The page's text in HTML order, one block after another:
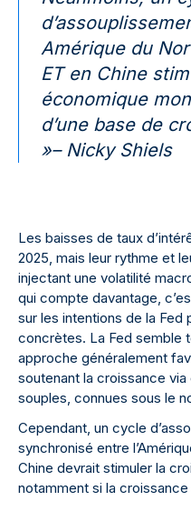
Amérique du
ET en Chine
économique
d’une base de
»– Nicky Shiels
Les baisses de taux
2025, mais leur rythme et
injectant une volatilité
qui compte davantage,
sur les intentions de la Fed
concrètes. La Fed semble
approche généralement
soutenant la croissance
souples, connues sous le
Cependant, un cycle
synchronisé entre
Chine devrait stimuler la
notamment si la